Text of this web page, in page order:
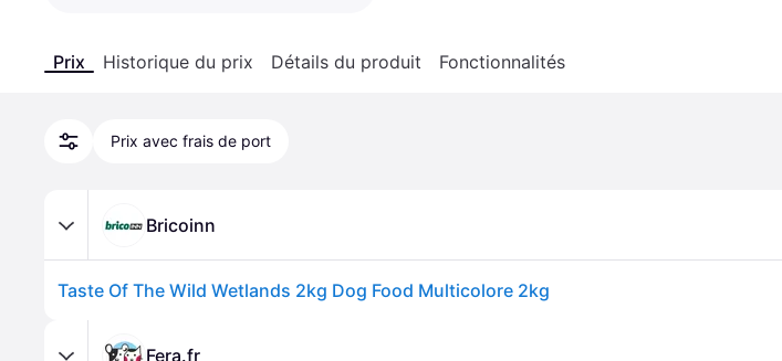
Prix Historique du prix Détails du produit Fonctionnalités
Prix avec frais de port
Bricoinn
Taste Of The Wild Wetlands 2kg Dog Food Multicolore 2kg
Fera.fr